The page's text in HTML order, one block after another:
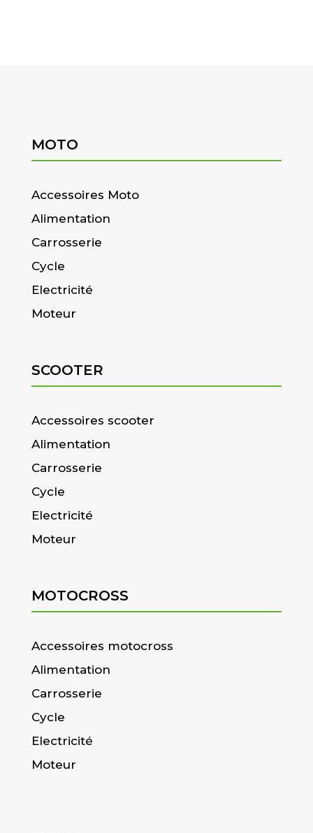
MOTO
Accessoires Moto
Alimentation
Carrosserie
Cycle
Electricité
Moteur
SCOOTER
Accessoires scooter
Alimentation
Carrosserie
Cycle
Electricité
Moteur
MOTOCROSS
Accessoires motocross
Alimentation
Carrosserie
Cycle
Electricité
Moteur